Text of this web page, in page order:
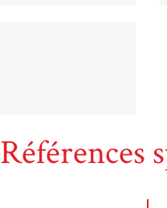
Références